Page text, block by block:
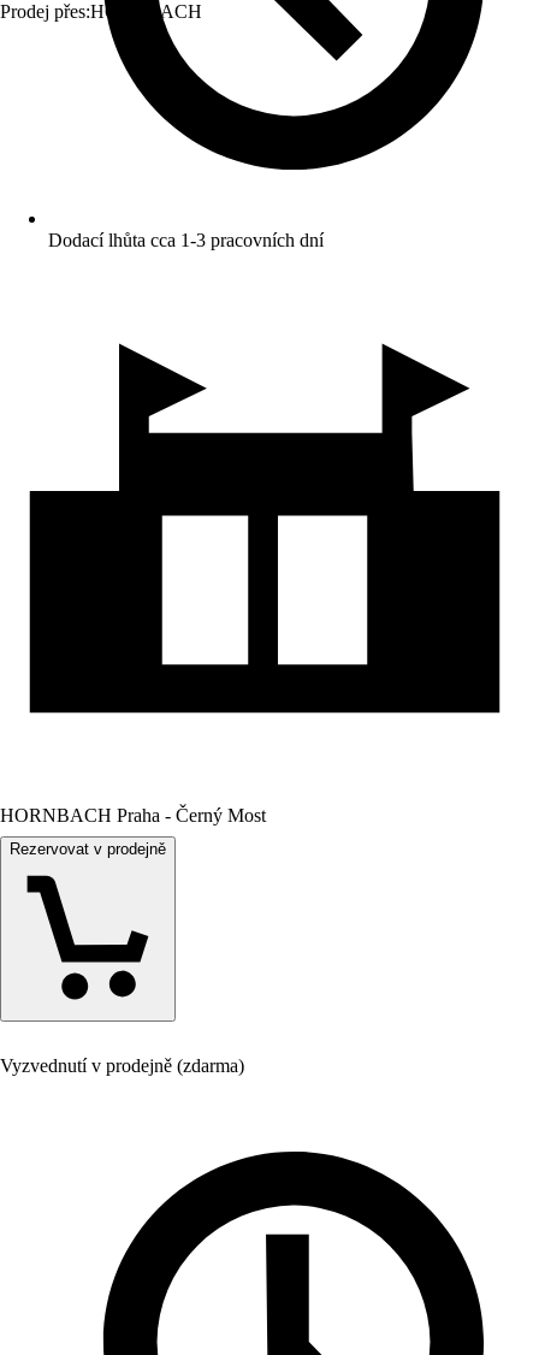
Prodej přes:HORNBACH
Dodací lhůta cca 1-3 pracovních dní
HORNBACH Praha - Černý Most
Rezervovat v prodejně
Vyzvednutí v prodejně (zdarma)